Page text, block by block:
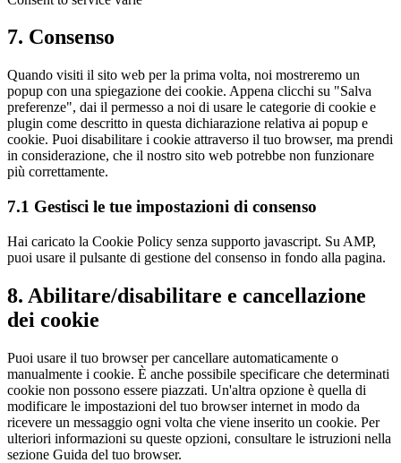
7. Consenso
Quando visiti il sito web per la prima volta, noi mostreremo un
popup con una spiegazione dei cookie. Appena clicchi su "Salva
preferenze", dai il permesso a noi di usare le categorie di cookie e
plugin come descritto in questa dichiarazione relativa ai popup e
cookie. Puoi disabilitare i cookie attraverso il tuo browser, ma prendi
in considerazione, che il nostro sito web potrebbe non funzionare
più correttamente.
7.1 Gestisci le tue impostazioni di consenso
Hai caricato la Cookie Policy senza supporto javascript. Su AMP,
puoi usare il pulsante di gestione del consenso in fondo alla pagina.
8. Abilitare/disabilitare e cancellazione
dei cookie
Puoi usare il tuo browser per cancellare automaticamente o
manualmente i cookie. È anche possibile specificare che determinati
cookie non possono essere piazzati. Un'altra opzione è quella di
modificare le impostazioni del tuo browser internet in modo da
ricevere un messaggio ogni volta che viene inserito un cookie. Per
ulteriori informazioni su queste opzioni, consultare le istruzioni nella
sezione Guida del tuo browser.